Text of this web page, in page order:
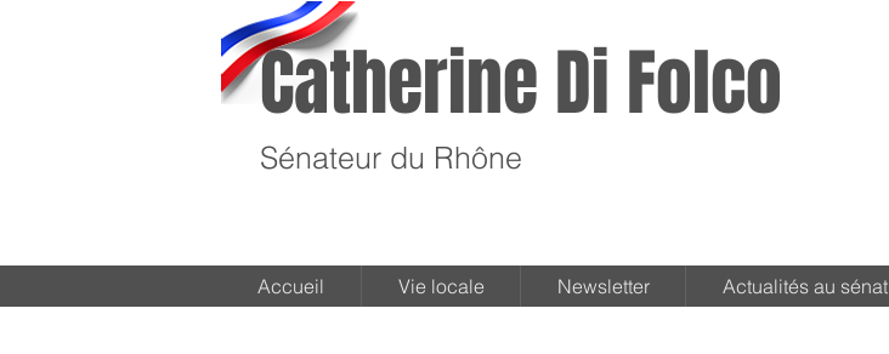
Catherine Di Folco
Sénateur du Rhône
Accueil Vie locale Newsletter Actualités au sénat